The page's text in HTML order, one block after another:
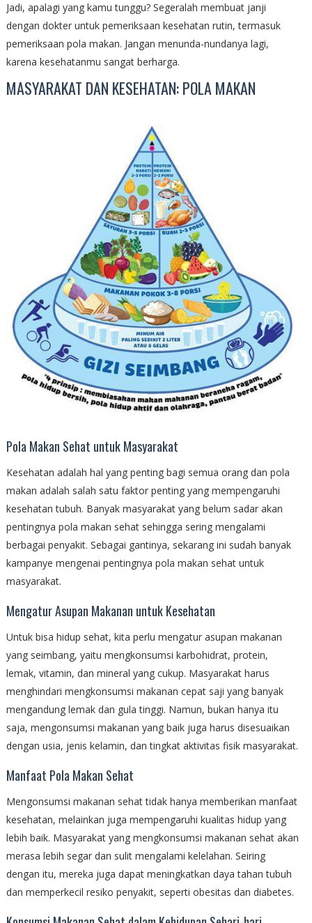
Jadi, apalagi yang kamu tunggu? Segeralah membuat janji
dengan dokter untuk pemeriksaan kesehatan rutin, termasuk
pemeriksaan pola makan. Jangan menunda-nundanya lagi,
karena kesehatanmu sangat berharga.
MASYARAKAT DAN KESEHATAN: POLA MAKAN
Pola Makan Sehat untuk Masyarakat
Kesehatan adalah hal yang penting bagi semua orang dan pola
makan adalah salah satu faktor penting yang mempengaruhi
kesehatan tubuh. Banyak masyarakat yang belum sadar akan
pentingnya pola makan sehat sehingga sering mengalami
berbagai penyakit. Sebagai gantinya, sekarang ini sudah banyak
kampanye mengenai pentingnya pola makan sehat untuk
masyarakat.
Mengatur Asupan Makanan untuk Kesehatan
Untuk bisa hidup sehat, kita perlu mengatur asupan makanan
yang seimbang, yaitu mengkonsumsi karbohidrat, protein,
lemak, vitamin, dan mineral yang cukup. Masyarakat harus
menghindari mengkonsumsi makanan cepat saji yang banyak
mengandung lemak dan gula tinggi. Namun, bukan hanya itu
saja, mengonsumsi makanan yang baik juga harus disesuaikan
dengan usia, jenis kelamin, dan tingkat aktivitas fisik masyarakat.
Manfaat Pola Makan Sehat
Mengonsumsi makanan sehat tidak hanya memberikan manfaat
kesehatan, melainkan juga mempengaruhi kualitas hidup yang
lebih baik. Masyarakat yang mengkonsumsi makanan sehat akan
merasa lebih segar dan sulit mengalami kelelahan. Seiring
dengan itu, mereka juga dapat meningkatkan daya tahan tubuh
dan memperkecil resiko penyakit, seperti obesitas dan diabetes.